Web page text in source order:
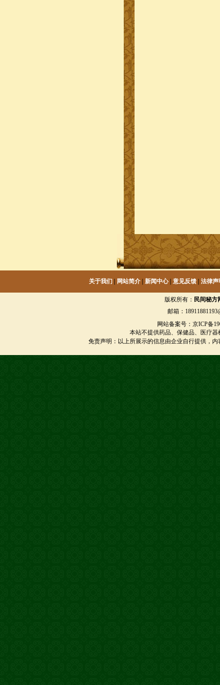
关于我们 网站简介 新闻中心| 意见反馈 法律声
版权所有： 民间秘方
邮箱：
网站备案号：京ICP备
本站不提供药品、保健品、医疗
免责声明：以上所展示的信息由企业自行提供，